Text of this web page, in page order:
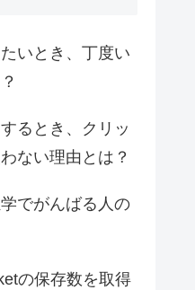
いとき、丁度い
るとき、クリッ
ない理由とは？
でがんばる人の
の保存数を取得